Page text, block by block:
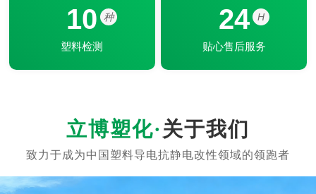
10 种
塑料检测
24 H
贴心售后服务
关于我们